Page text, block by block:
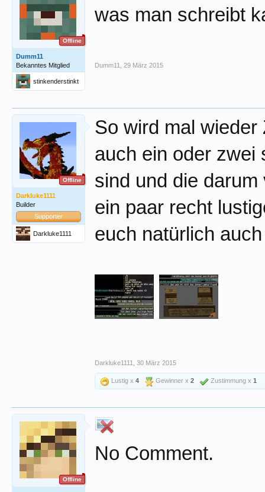
Offline
Dumm11
Bekanntes Mitglied
stinkenderstinkt
was man schreibt
Dumm11 29 März 2015
Offline
Darkluke1111
Builder
Supporter
Darkluke1111
So wird mal
auch ein oder zwei
sind und die
ein paar recht
euch natürlich
Darkluke1111 30 März 2015
Lustig x 4 Gewinner x 2 Zustimmung x 1
Offline
No Comment.